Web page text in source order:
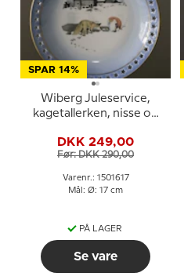
SPAR 14%
Wiberg Juleservice,
kagetallerken, nisse og
3501616
DKK 249,00
Før: DKK 290,00
Varenr.: 1501617
Mål: Ø: 17 cm
PÅ LAGER
Se vare